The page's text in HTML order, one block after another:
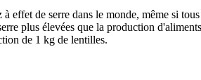
effet de serre dans le monde, même si
plus élevées que la production
de 1 kg de lentilles.